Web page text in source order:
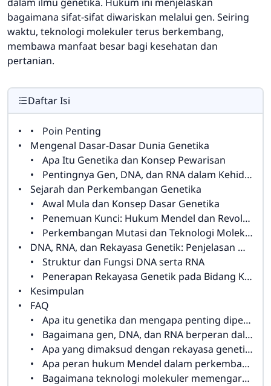
bagaimana sifat-sifat diwariskan melalui gen. Seiring
waktu, teknologi molekuler terus berkembang,
membawa manfaat besar bagi kesehatan dan
pertanian.
Daftar Isi
Poin Penting
Mengenal Dasar-Dasar Dunia Genetika
Apa Itu Genetika dan Konsep Pewarisan
Pentingnya Gen, DNA, dan RNA dalam Kehidupan
Sejarah dan Perkembangan Genetika
Awal Mula dan Konsep Dasar Genetika
Penemuan Kunci: Hukum Mendel dan Revolusi Genetik
Perkembangan Mutasi dan Teknologi Molekuler
DNA, RNA, dan Rekayasa Genetik: Penjelasan Molekuler
Struktur dan Fungsi DNA serta RNA
Penerapan Rekayasa Genetik pada Bidang Kesehatan dan Pertanian
Kesimpulan
FAQ
Apa itu genetika dan mengapa penting dipelajari?
Bagaimana gen, DNA, dan RNA berperan dalam kehidupan?
Apa yang dimaksud dengan rekayasa genetika?
Apa peran hukum Mendel dalam perkembangan genetika?
Bagaimana teknologi molekuler memengaruhi genetika?